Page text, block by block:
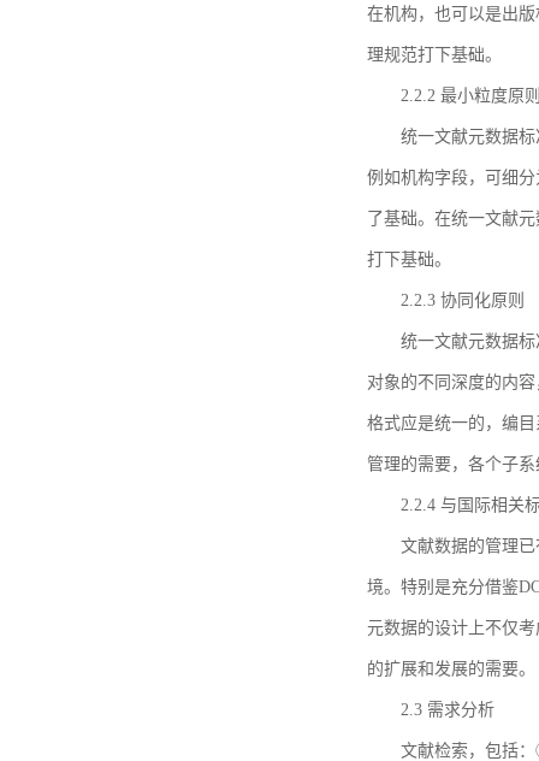
在机构，也可以是出
理规范打下基础。
2.2.2 最小粒度原
统一文献元数据
例如机构字段，可细
了基础。在统一文献
打下基础。
2.2.3 协同化原则
统一文献元数据
对象的不同深度的内
格式应是统一的，编
管理的需要，各个子
2.2.4 与国际相关
文献数据的管理
境。特别是充分借鉴
元数据的设计上不仅
的扩展和发展的需要。
2.3 需求分析
文献检索，包括